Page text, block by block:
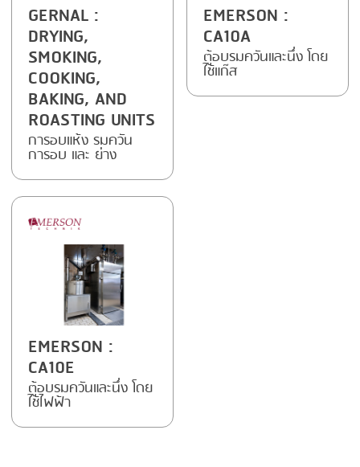
COOKING
DICING
FORMING
FRYING
GRILLING
HEAT SEALING
INJECTING
LOADER
MEMBRANING
SEARING
SKIN PACK
SKINNING
EMERSON
FIREX
FREY
GERNAL
G.MONDINI
KRONEN
NOCK
ORVED
GERNAL :
DRYING,
SMOKING,
COOKING,
BAKING, AND
ROASTING UNITS
การอบแห้ง รมควัน
การอบ และ ย่าง
EMERSON :
CA10A
ตู้อบรมควันและนึ่ง โดย
ใช้แก๊ส
EMERSON :
CA10E
ตู้อบรมควันและนึ่ง โดย
ใช้ไฟฟ้า